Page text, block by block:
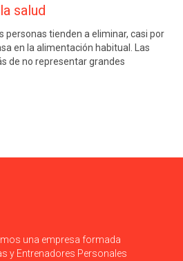
salud
personas tienden a eliminar, casi por
en la alimentación habitual. Las
de no representar grandes
una empresa formada
y Entrenadores Personales